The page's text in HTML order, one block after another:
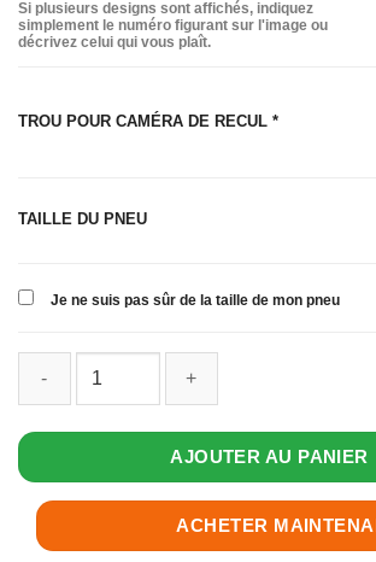
Si plusieurs designs sont affichés, indiquez
simplement le numéro figurant sur l'image ou
décrivez celui qui vous plaît.
TROU POUR CAMÉRA DE RECUL *
TAILLE DU PNEU
Je ne suis pas sûr de la taille de mon pneu
Quantité
de
Pedro
Spare
AJOUTER AU PANIER
ACHETER